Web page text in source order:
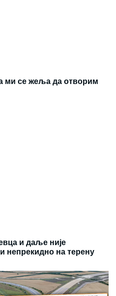
ми се жеља да отворим